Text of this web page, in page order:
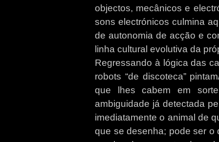
objectos, mecânicos e
sons electrónicos culmina
de autonomia de acção e
linha cultural evolutiva da
Regressando à lógica das
robots “de discoteca”
que lhes cabem em
ambiguidade já detectada
imediatamente o animal de
que se desenha; pode ser o